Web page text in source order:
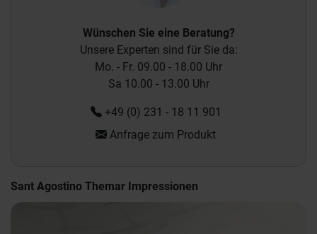
Wünschen Sie eine Beratung?
Unsere Experten sind für Sie da:
Mo. - Fr. 09.00 - 18.00 Uhr
Sa 10.00 - 13.00 Uhr
+49 (0) 231 - 18 11 901
Anfrage zum Produkt
Sant Agostino Themar Impressionen